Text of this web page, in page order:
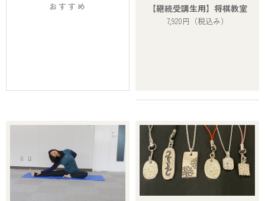
おすすめ 【継続受講生用】将棋教室
7,920円 （税込み）